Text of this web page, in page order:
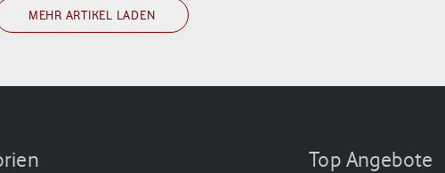
MEHR ARTIKEL LADEN
Top Angebote